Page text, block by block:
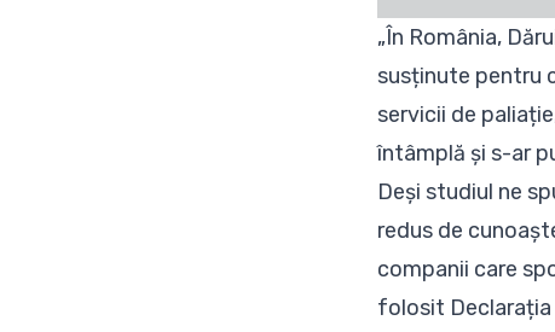
„În România,
susținute pentru
servicii de
întâmplă și s-ar
Deși studiul ne
redus de
companii care
folosit Declarația